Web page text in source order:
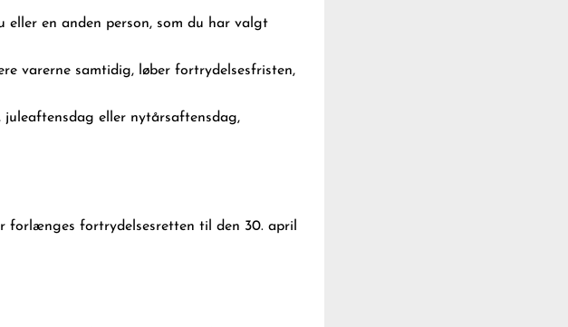
eller en anden person, som du har valgt
varerne samtidig, løber fortrydelsesfristen,
eller nytårsaftensdag,
forlænges fortrydelsesretten til den 30. april